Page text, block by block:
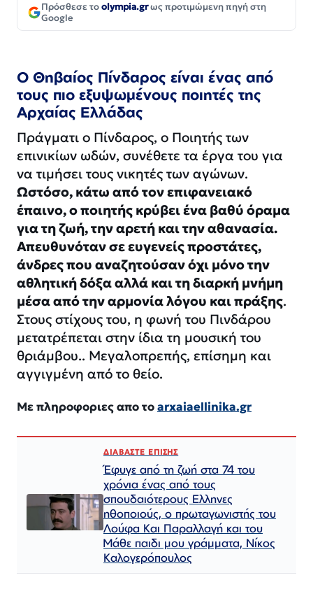
Πρόσθεσε τοolympia.grως προτιμώμενη πηγή στη
Google
Ο Θηβαίος Πίνδαρος είναι ένας από
τους πιο εξυψωμένους ποιητές της
Αρχαίας Ελλάδας
Πράγματι ο Πίνδαρος, ο Ποιητής των
επινικίων ωδών, συνέθετε τα έργα του για
να τιμήσει τους νικητές των αγώνων.
Ωστόσο, κάτω από τον επιφανειακό
έπαινο, ο ποιητής κρύβει ένα βαθύ όραμα
για τη ζωή, την αρετή και την αθανασία.
Απευθυνόταν σε ευγενείς προστάτες,
άνδρες που αναζητούσαν όχι μόνο την
αθλητική δόξα αλλά και τη διαρκή μνήμη
μέσα από την αρμονία λόγου και πράξης.
Στους στίχους του, η φωνή του Πινδάρου
μετατρέπεται στην ίδια τη μουσική του
θριάμβου.. Μεγαλοπρεπής, επίσημη και
αγγιγμένη από το θείο.
Με πληροφοριες απο τοarxaiaellinika.gr
ΔΙΑΒΑΣΤΕ ΕΠΙΣΗΣ
Έφυγε από τη ζωή στα 74 του
χρόνια ένας από τους
σπουδαιότερους Ελληνες
ηθοποιούς, ο πρωταγωνιστής του
Λούφα Και Παραλλαγή και του
Μάθε παιδι μου γράμματα, Νίκος
Καλογερόπουλος